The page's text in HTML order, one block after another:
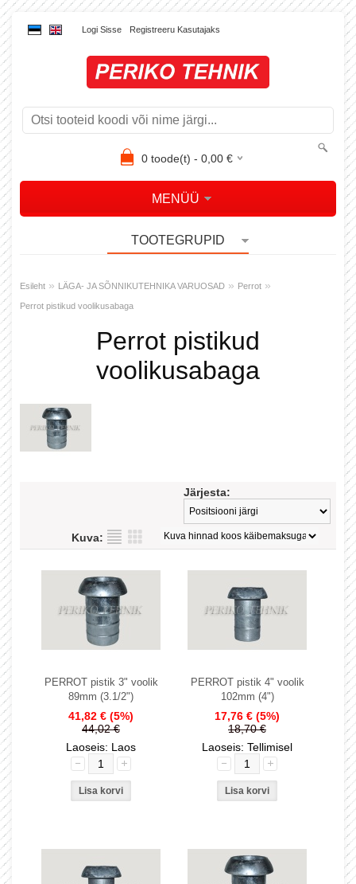
Logi Sisse Registreeru Kasutajaks
0toode(t) - 0,00€
MENÜÜ
TOOTEGRUPID
Esileht » LÄGA- JA SÕNNIKUTEHNIKA VARUOSAD » Perrot »
Perrot pistikud voolikusabaga
Perrot pistikud
voolikusabaga
Järjesta:
Kuva:
PERROT pistik 3" voolik
89mm (3.1/2")
41,82 € (5%)
44,02 €
Laoseis: Laos
PERROT pistik 4" voolik
102mm (4")
17,76 € (5%)
18,70 €
Laoseis: Tellimisel